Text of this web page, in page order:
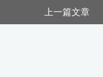
上一篇文章